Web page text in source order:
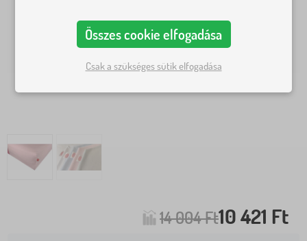
14 004 Ft10 421 Ft
Összes cookie elfogadása
Csak a szükséges sütik elfogadása